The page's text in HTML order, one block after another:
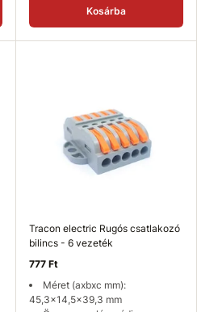
Kosárba
Tracon electric Rugós csatlakozó
bilincs - 6 vezeték
777 Ft
Méret (axbxc mm):
45,3x14,5x39,3 mm